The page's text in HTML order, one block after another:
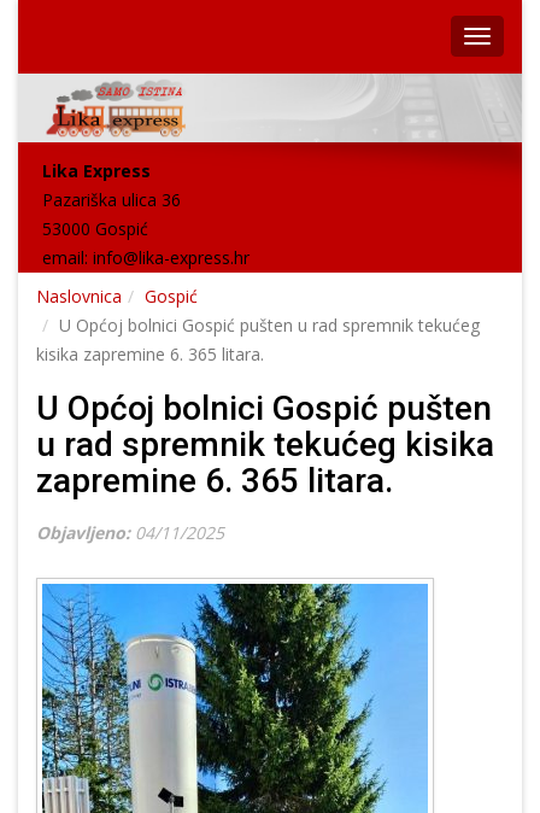
Lika Express
Pazariška ulica 36
53000 Gospić
email: info@lika-express.hr
Naslovnica
Gospić
U Općoj bolnici Gospić pušten u rad spremnik tekućeg
kisika zapremine 6. 365 litara.
U Općoj bolnici Gospić pušten
u rad spremnik tekućeg kisika
zapremine 6. 365 litara.
Objavljeno: 04/11/2025